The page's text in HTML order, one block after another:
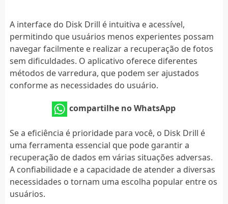
A interface do Disk Drill é intuitiva e acessível,
permitindo que usuários menos experientes possam
navegar facilmente e realizar a recuperação de fotos
sem dificuldades. O aplicativo oferece diferentes
métodos de varredura, que podem ser ajustados
conforme as necessidades do usuário.
compartilhe no WhatsApp
Se a eficiência é prioridade para você, o Disk Drill é
uma ferramenta essencial que pode garantir a
recuperação de dados em várias situações adversas.
A confiabilidade e a capacidade de atender a diversas
necessidades o tornam uma escolha popular entre os
usuários.